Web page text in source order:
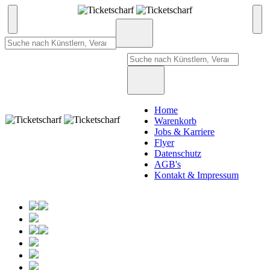
Home
Warenkorb
Jobs & Karriere
Flyer
Datenschutz
AGB's
Kontakt & Impressum